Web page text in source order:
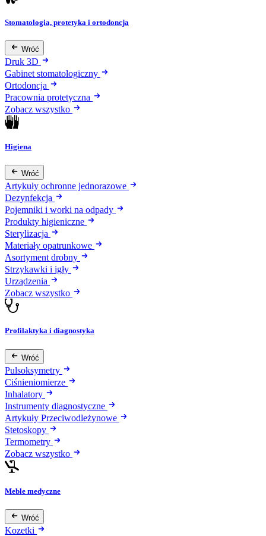
Stomatologia, protetyka i ortodoncja
Wróć
Druk 3D
Gabinet stomatologiczny
Ortodoncja
Pracownia protetyczna
Zobacz wszystko
Higiena
Wróć
Artykuły ochronne jednorazowe
Dezynfekcja
Pojemniki i worki na odpady
Produkty higieniczne
Sterylizacja
Materiały opatrunkowe
Asortyment drobny
Strzykawki i igły
Urządzenia
Zobacz wszystko
Profilaktyka i diagnostyka
Wróć
Pulsoksymetry
Ciśnieniomierze
Inhalatory
Instrumenty diagnostyczne
Artykuły Przeciwodleżynowe
Stetoskopy
Termometry
Zobacz wszystko
Meble medyczne
Wróć
Kozetki